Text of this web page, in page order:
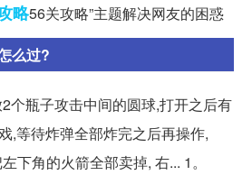
略56关攻略”主题解决网友的困惑
么过?
个瓶子攻击中间的圆球,打开之后有
,等待炸弹全部炸完之后再操作,
下角的火箭全部卖掉, 右... 1。